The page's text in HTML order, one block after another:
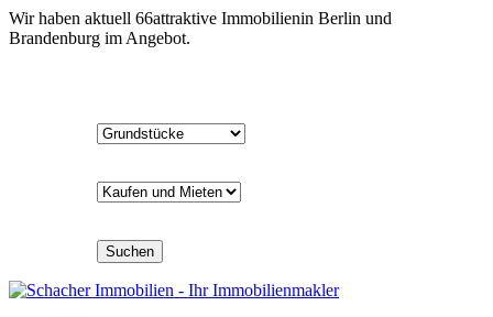
Wir haben aktuell 66attraktive Immobilienin Berlin und
Brandenburg im Angebot.
Suchen